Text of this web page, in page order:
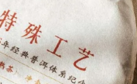
之經典普洱體系茶品以口感飽滿，
度與深度，拚配往往涵蓋多個普洱
與氣感之目的。
經典普洱團隊原創，所有圖片均系